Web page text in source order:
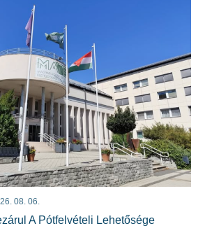
08. 06.
A Pótfelvételi Lehetősége